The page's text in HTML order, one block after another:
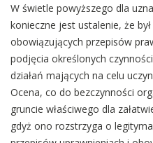
W świetle powyższego dla
konieczne jest ustalenie, że
obowiązujących przepisów
podjęcia określonych
działań mających na celu
Ocena, co do bezczynności
gruncie właściwego dla
gdyż ono rozstrzyga o